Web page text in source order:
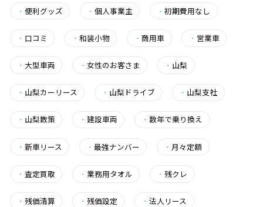
・ 便利グッズ ・個人事業主 ・初期費用なし
・ 口コミ ・和装小物 ・商用車 ・ 営業車
・ 大型車両 ・女性のお客さま ・ 山梨
・ 山梨カーリース ・ 山梨ドライブ ・ 山梨支社
・ 山梨散策 ・建設車両 ・数年で乗り換え
・ 新車リース ・最強ナンバー ・ 月々定額
・ 査定買取 ・ 業務用タオル ・ 残クレ
・ 残価清算 ・ 残価設定 ・法人リース